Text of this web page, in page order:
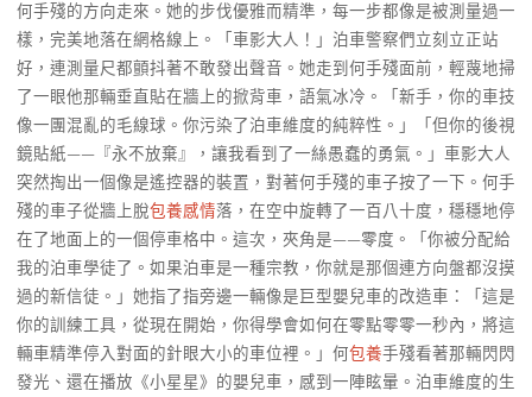
何手殘的方向走來。她的步伐優雅而精準，每一步都像是被測量過一
樣，完美地落在網格線上。「車影大人！」泊車警察們立刻立正站
好，連測量尺都顫抖著不敢發出聲音。她走到何手殘面前，輕蔑地掃
了一眼他那輛垂直貼在牆上的掀背車，語氣冰冷。「新手，你的車技
像一團混亂的毛線球。你污染了泊車維度的純粹性。」「但你的後視
鏡貼紙——『永不放棄』，讓我看到了一絲愚蠢的勇氣。」車影大人
突然掏出一個像是遙控器的裝置，對著何手殘的車子按了一下。何手
殘的車子從牆上脫包養感情落，在空中旋轉了一百八十度，穩穩地停
在了地面上的一個停車格中。這次，夾角是——零度。「你被分配給
我的泊車學徒了。如果泊車是一種宗教，你就是那個連方向盤都沒摸
過的新信徒。」她指了指旁邊一輛像是巨型嬰兒車的改造車：「這是
你的訓練工具，從現在開始，你得學會如何在零點零零一秒內，將這
輛車精準停入對面的針眼大小的車位裡。」何包養手殘看著那輛閃閃
發光、還在播放《小星星》的嬰兒車，感到一陣眩暈。泊車維度的生